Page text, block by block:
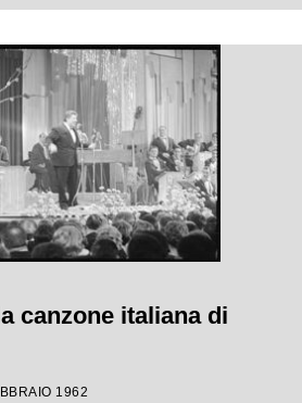
canzone italiana di
1962